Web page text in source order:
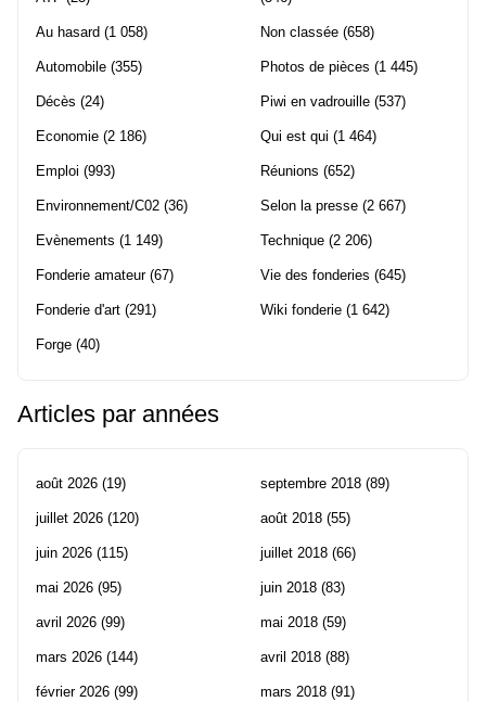
Au hasard (1 058)
Automobile (355)
Décès (24)
Economie (2 186)
Emploi (993)
Environnement/C02 (36)
Evènements (1 149)
Fonderie amateur(67)
Fonderie d'art (291)
Forge (40)
Non classée (658)
Photos de pièces (1 445)
Piwi en vadrouille (537)
Qui est qui (1 464)
Réunions (652)
Selon la presse (2 667)
Technique (2 206)
Vie des fonderies (645)
Wiki fonderie (1 642)
Articles par années
août 2026 (19)
juillet 2026 (120)
juin 2026 (115)
mai 2026 (95)
avril 2026 (99)
mars 2026 (144)
février 2026 (99)
septembre 2018 (89)
août 2018 (55)
juillet 2018 (66)
juin 2018 (83)
mai 2018 (59)
avril 2018 (88)
mars 2018 (91)